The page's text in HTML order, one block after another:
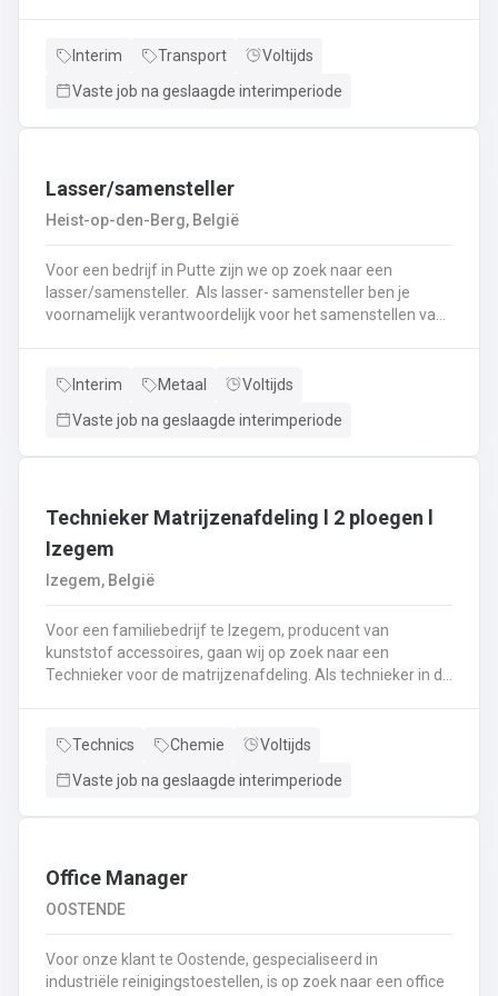
vloeistoffen.Laden en lossen volgens de voorgeschreven
documenten.Naleven van rij- en rusttijden en ADR-
Interim Transport
Voltijds
Vaste job na geslaagde interimperiode
Lasser/samensteller
Heist-op-den-Berg, België
Voor een bedrijf in Putte zijn we op zoek naar een
lasser/samensteller. Als lasser- samensteller ben je
voornamelijk verantwoordelijk voor het samenstellen van
het realiseren van onze projecten.Je werkt samen met
dagelijkse leiding van Atelierverantwoordelijke.
Interim Metaal
Voltijds
Vaste job na geslaagde interimperiode
Technieker Matrijzenafdeling l 2 ploegen l
Izegem
Izegem, België
Voor een familiebedrijf te Izegem, producent van
kunststof accessoires, gaan wij op zoek naar een
Technieker voor de matrijzenafdeling. Als technieker in de
productie en stel je de machines correct in.Bovendien
analyseer je fouten en waar nodig neem je corrigerende
de veiligheidssystemen behoort eveneens tot jouw
de productie en anticipeer je op veranderingen.
Technics Chemie
Voltijds
Vaste job na geslaagde interimperiode
Office Manager
OOSTENDE
Voor onze klant te Oostende, gespecialiseerd in
industriële reinigingstoestellen, is op zoek naar een office